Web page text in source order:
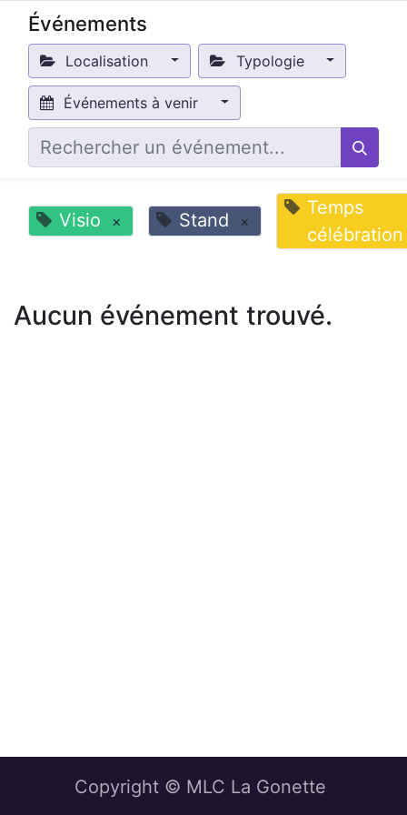
Événements
Localisation Typologie
Événements à venir
Visio × Stand ×
Temps
célébration
Aucun événement trouvé.
Copyright © MLC La Gonette